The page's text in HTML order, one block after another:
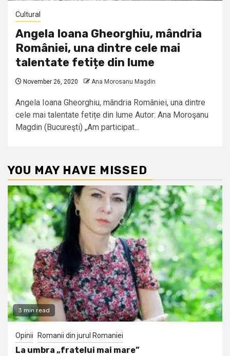
Cultural
Angela Ioana Gheorghiu, mândria
României, una dintre cele mai
talentate fetițe din lume
November 26, 2020 Ana Morosanu Magdin
Angela Ioana Gheorghiu, mândria României, una dintre
cele mai talentate fetițe din lume Autor: Ana Moroşanu
Magdin (Bucureşti) „Am participat...
YOU MAY HAVE MISSED
3 min read
Opinii Romanii din jurul Romaniei
La umbra „fratelui mai mare”